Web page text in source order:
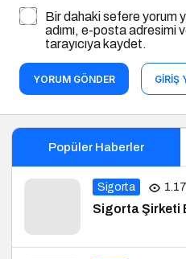
Bir dahaki sefere yorum
adımı, e-posta adresimi
tarayıcıya kaydet.
YORUM GÖNDER GIRIŞ
Popüler Haberler
Sigorta
Sigorta Şirketi